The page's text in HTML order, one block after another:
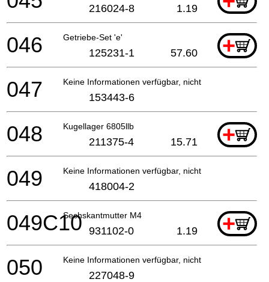
216024-8 1.19
Getriebe-Set 'e' +
046 125231-1 57.60
Keine Informationen verfügbar, nicht bestellbar
047 153443-6
Kugellager 6805llb +
048 211375-4 15.71
Keine Informationen verfügbar, nicht bestellbar
049 418004-2
Sechskantmutter M4 +
049C10 931102-0 1.19
Keine Informationen verfügbar, nicht bestellbar
050 227048-9